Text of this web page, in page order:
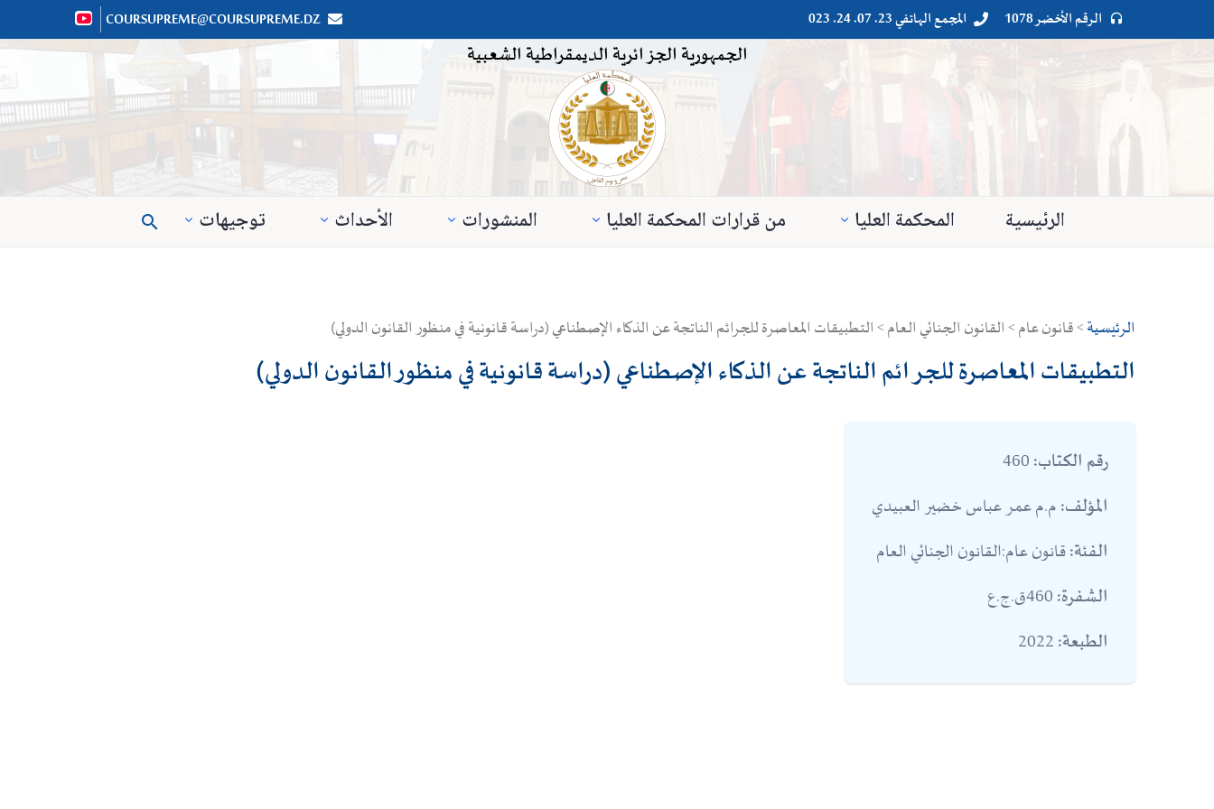

 الرقم الأخضر 1078 
 المجمع الهاتفي 23. 07. 24. 023 

COURSUPREME@COURSUPREME.DZ
الجمهورية الجزائرية الديمقراطية الشعبية
الرئيسية المحكمة العليا من قرارات المحكمة العليا المنشورات الأحداث توجيهات 
الرئيسية> قانون عام > القانون الجنائي العام > التطبيقات المعاصرة للجرائم الناتجة عن الذكاء الإصطناعي (دراسة قانونية في منظور القانون الدولي)
التطبيقات المعاصرة للجرائم الناتجة عن الذكاء الإصطناعي (دراسة قانونية في منظور القانون الدولي)
رقم الكتاب:
المؤلف:م.م عمر عباس خضير العبيدي
الفئة:قانون عام:القانون الجنائي العام
الشفرة:
الطبعة: